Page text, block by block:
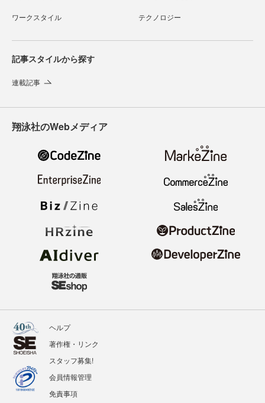
ワークスタイル テクノロジー
記事スタイルから探す
連載記事
翔泳社のWebメディア
ヘルプ
著作権・リンク
スタッフ募集!
会員情報管理
免責事項